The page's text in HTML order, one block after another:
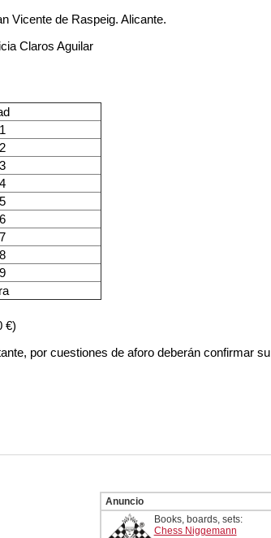
Vicente de Raspeig. Alicante.
Claros Aguilar
€)
por cuestiones de aforo deberán confirmar su
Anuncio
Books, boards, sets:
Chess Niggemann